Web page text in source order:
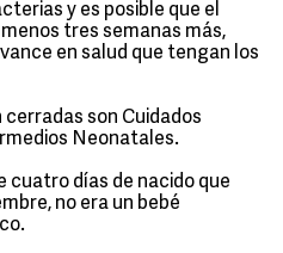
y es posible que el
tres semanas más,
en salud que tengan los
son Cuidados
Neonatales.
cuatro días de nacido que
no era un bebé